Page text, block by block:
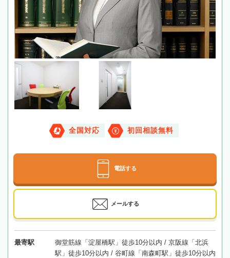
全国対応 初回相談無料
電話する
メールする
最寄駅
御堂筋線「淀屋橋駅」徒歩10分以内 / 京阪線「北浜
駅」徒歩10分以内 / 谷町線「南森町駅」徒歩10分以内